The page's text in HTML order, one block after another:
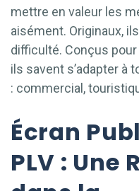
mettre en valeur les
aisément. Originaux,
difficulté. Conçus
ils savent s’adapter à
: commercial,
Écran
PLV : Une